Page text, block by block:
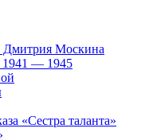
Дмитрия Москина
1941 — 1945
«Сестра таланта»